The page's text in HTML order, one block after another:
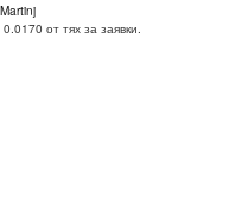
от тях за заявки.